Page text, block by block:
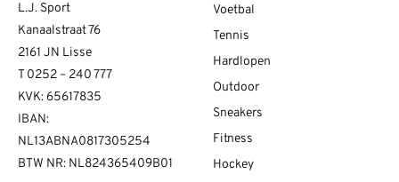
L.J. Sport
Kanaalstraat 76
2161 JN Lisse
T0252 – 240 777
KVK: 65617835
IBAN:
NL13ABNA0817305254
BTW NR: NL824365409B01
Voetbal
Tennis
Hardlopen
Outdoor
Sneakers
Fitness
Hockey